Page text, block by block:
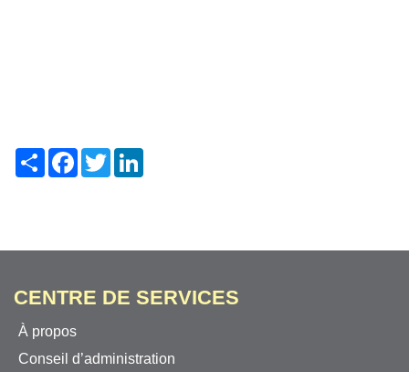
ShareFacebook
Twitter
CENTRE DE SERVICES
À propos
Conseil d’administration